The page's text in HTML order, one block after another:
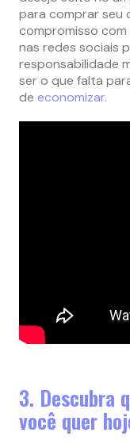
para comprar seu
compromisso
nas redes sociais
responsabilidade
ser o que falta
de economizar.
3. Descubra
você quer